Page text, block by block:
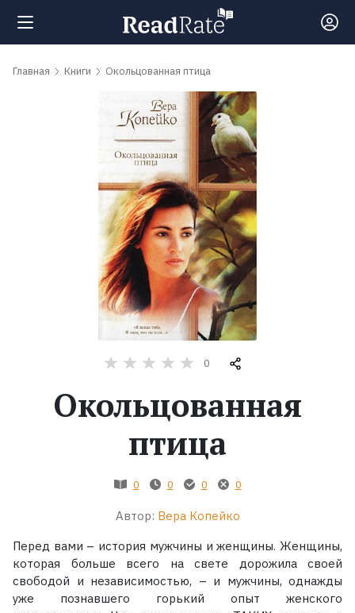
Поиск
обсуждаемые
Жанры
Экранизации
Главная Книги Окольцованная птица
0
Окольцованная
птица
0 0 0 0
Автор: Вера Копейко
Перед вами – история мужчины и женщины. Женщины,
которая больше всего на свете дорожила своей
свободой и независимостью, – и мужчины, однажды
уже познавшего горький опыт женского